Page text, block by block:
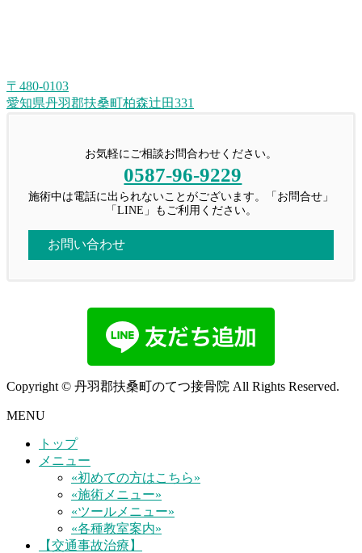
〒480-0103
愛知県丹羽郡扶桑町柏森辻田331
お気軽にご相談お問合わせください。
0587-96-9229
施術中は電話に出られないことがございます。「お問合せ」
「LINE」もご利用ください。
お問い合わせ
Copyright © 丹羽郡扶桑町のてつ接骨院 All Rights Reserved.
MENU
トップ
メニュー
«初めての方はこちら»
«施術メニュー»
«ツールメニュー»
«各種教室案内»
【交通事故治療】